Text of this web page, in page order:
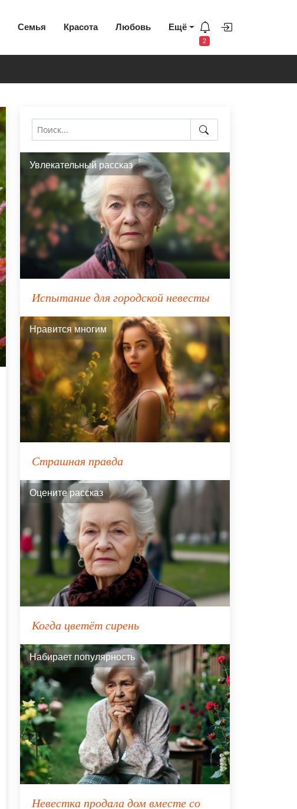
Семья Красота Любовь Ещё
2
Увлекательный рассказ
Испытание для городской невесты
Нравится многим
Страшная правда
Оцените рассказ
Когда цветёт сирень
Набирает популярность
Невестка продала дом вместе со